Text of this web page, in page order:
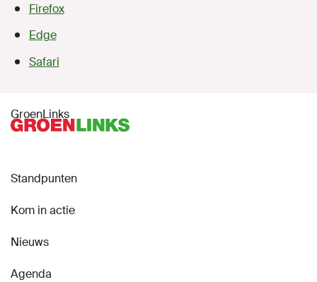
Firefox
Edge
Safari
GroenLinks
Standpunten
Kom in actie
Nieuws
Agenda